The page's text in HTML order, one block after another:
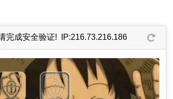
完成安全验证! IP:216.73.216.186